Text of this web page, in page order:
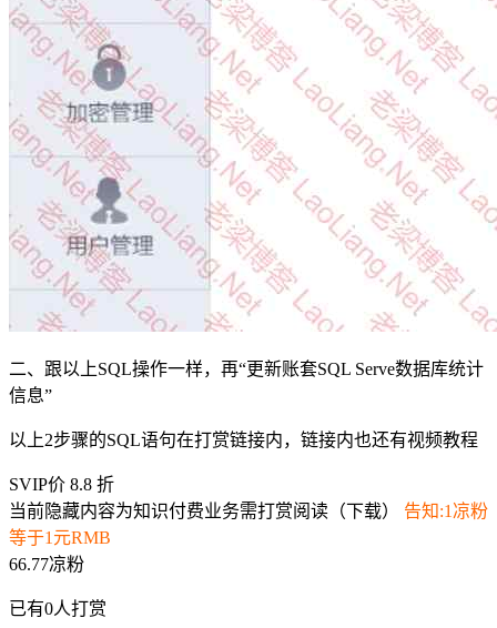
二、跟以上SQL操作一样，再“更新账套SQL Serve数据库统计
信息”
以上2步骤的SQL语句在打赏链接内，链接内也还有视频教程
SVIP价 8.8 折
当前隐藏内容为知识付费业务需打赏阅读（下载） 告知:1凉粉
等于1元RMB
66.77凉粉
已有0人打赏